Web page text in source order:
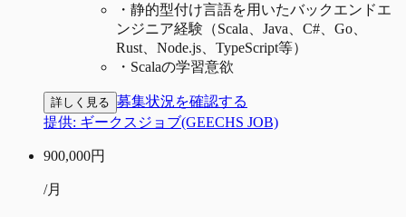
・ 静的型付け言語を用いたバックエンドエ
ンジニア経験（Scala、Java、C#、Go、
Rust、Node.js、TypeScript等）
・ Scalaの学習意欲
詳しく見る 募集状況を確認する
提供: ギークスジョブ(GEECHS JOB)
900,000円
/月